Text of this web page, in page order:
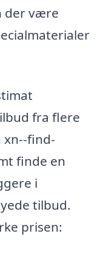
der være
fra flere
find-
finde en
i
tilbud.
prisen: